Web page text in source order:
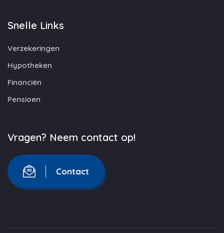
Snelle Links
Verzekeringen
Hypotheken
Financiën
Pensioen
Vragen? Neem contact op!
Contact